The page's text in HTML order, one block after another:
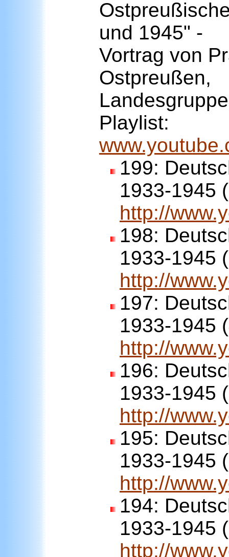
und 1945" -
Vortrag von
Ostpreußen,
Playlist:
199:
1933-1945
http://
198:
1933-1945
http://
197:
1933-1945
http://
196:
1933-1945
http://
195:
1933-1945
http://
194:
1933-1945
http://